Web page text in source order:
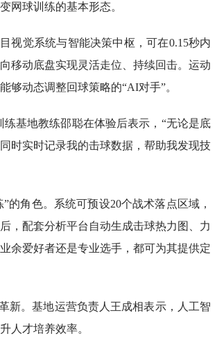
网球训练的基本形态。
视觉系统与智能决策中枢，可在0.15秒内
移动底盘实现灵活走位、持续回击。运动
够动态调整回球策略的“AI对手”。
练基地教练邵聪在体验后表示，“无论是底
时实时记录我的击球数据，帮助我发现技
的角色。系统可预设20个战术落点区域，
，配套分析平台自动生成击球热力图、力
余爱好者还是专业选手，都可为其提供定
新。基地运营负责人王成相表示，人工智
人才培养效率。